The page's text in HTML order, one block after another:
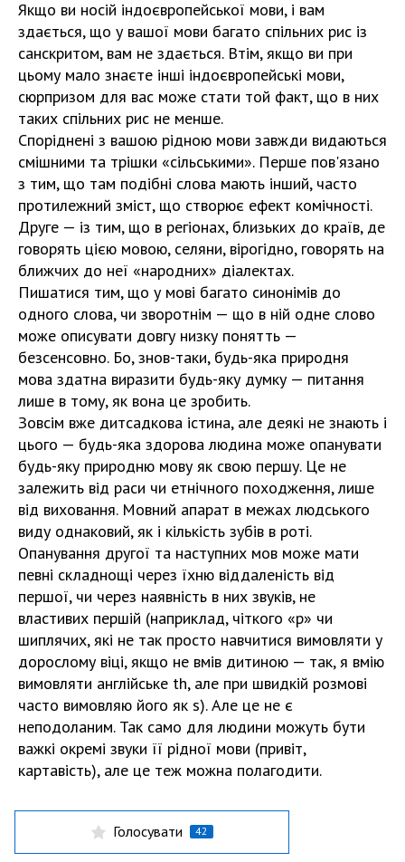
Якщо ви носій індоєвропейської мови, і вам
здається, що у вашої мови багато спільних рис із
санскритом, вам не здається. Втім, якщо ви при
цьому мало знаєте інші індоєвропейські мови,
сюрпризом для вас може стати той факт, що в них
таких спільних рис не менше.
Споріднені з вашою рідною мови завжди видаються
смішними та трішки «сільськими». Перше пов'язано
з тим, що там подібні слова мають інший, часто
протилежний зміст, що створює ефект комічності.
Друге — із тим, що в регіонах, близьких до країв, де
говорять цією мовою, селяни, вірогідно, говорять на
ближчих до неї «народних» діалектах.
Пишатися тим, що у мові багато синонімів до
одного слова, чи зворотнім — що в ній одне слово
може описувати довгу низку понятть —
безсенсовно. Бо, знов-таки, будь-яка природня
мова здатна виразити будь-яку думку — питання
лише в тому, як вона це зробить.
Зовсім вже дитсадкова істина, але деякі не знають і
цього — будь-яка здорова людина може опанувати
будь-яку природню мову як свою першу. Це не
залежить від раси чи етнічного походження, лише
від виховання. Мовний апарат в межах людського
виду однаковий, як і кількість зубів в роті.
Опанування другої та наступних мов може мати
певні складнощі через їхню віддаленість від
першої, чи через наявність в них звуків, не
властивих першій (наприклад, чіткого «р» чи
шиплячих, які не так просто навчитися вимовляти у
дорослому віці, якщо не вмів дитиною — так, я вмію
вимовляти англійське th, але при швидкій розмові
часто вимовляю його як s). Але це не є
неподоланим. Так само для людини можуть бути
важкі окремі звуки її рідної мови (привіт,
картавість), але це теж можна полагодити.
Голосувати 42